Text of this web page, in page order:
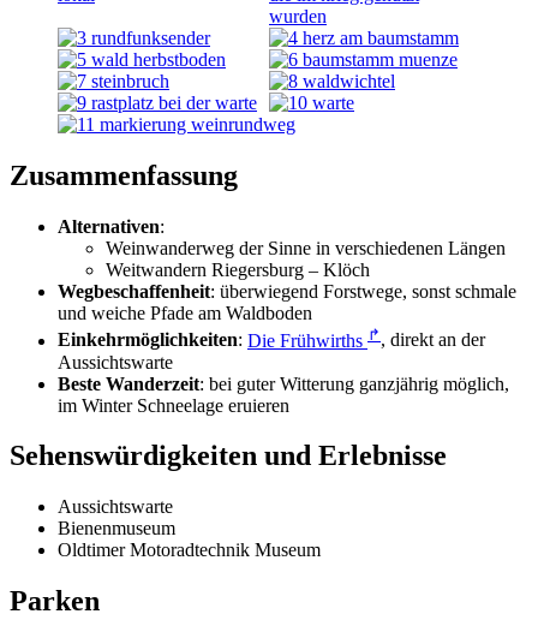
Zusammenfassung
Alternativen:
Weinwanderweg der Sinne in verschiedenen Längen
Weitwandern Riegersburg – Klöch
Wegbeschaffenheit: überwiegend Forstwege, sonst schmale
und weiche Pfade am Waldboden
Einkehrmöglichkeiten: Die Frühwirths ↱ , direkt an der
Aussichtswarte
Beste Wanderzeit: bei guter Witterung ganzjährig möglich,
im Winter Schneelage eruieren
Sehenswürdigkeiten und Erlebnisse
Aussichtswarte
Bienenmuseum
Oldtimer Motoradtechnik Museum
Parken